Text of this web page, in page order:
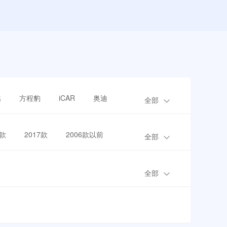
方程豹 iCAR 奥迪 全部
2017款 2006款以前 全部
全部